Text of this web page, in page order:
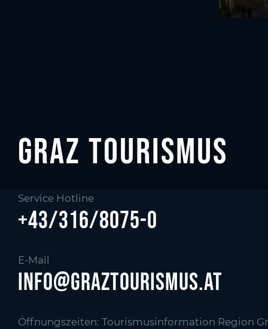
Graz tourismus
Service Hotline
+43/316/8075-0
E-Mail
info@graztourismus.at
Öffnungszeiten: Tourismusinformation Region